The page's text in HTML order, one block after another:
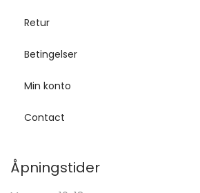
Retur
Betingelser
Min konto
Contact
Åpningstider